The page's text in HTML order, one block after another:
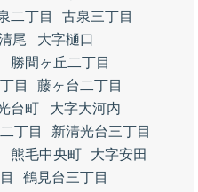
二丁目
古泉三丁目
尾
大字樋口
勝間ヶ丘二丁目
目
藤ヶ台二丁目
台町
大字大河内
丁目
新清光台三丁目
熊毛中央町
大字安田
鶴見台三丁目